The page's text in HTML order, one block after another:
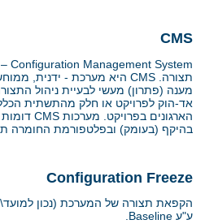
CMS
Configuration Management System
תצורה. CMS היא מערכת - ידנית,
מענה (פתרון) מעשי לבעיית ניהול
אד-הוק לפרויקט או חלק מהתשתית
הארגונים בפרויקט. מערכות CMS
בהיקף (בעומק) ובפלטפורמת החומרה
Configuration Freeze
הקפאת תצורה של המערכת (נכון
ע"ע Baseline
.